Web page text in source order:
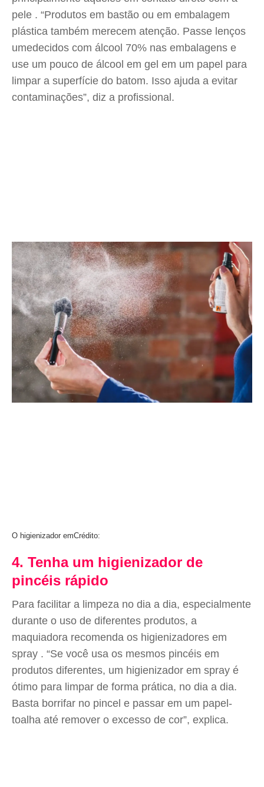
pele . “Produtos em bastão ou em embalagem
plástica também merecem atenção. Passe lenços
umedecidos com álcool 70% nas embalagens e
use um pouco de álcool em gel em um papel para
limpar a superfície do batom. Isso ajuda a evitar
contaminações”, diz a profissional.
O higienizador emCrédito:
4. Tenha um higienizador de
pincéis rápido
Para facilitar a limpeza no dia a dia, especialmente
durante o uso de diferentes produtos, a
maquiadora recomenda os higienizadores em
spray . “Se você usa os mesmos pincéis em
produtos diferentes, um higienizador em spray é
ótimo para limpar de forma prática, no dia a dia.
Basta borrifar no pincel e passar em um papel-
toalha até remover o excesso de cor”, explica.